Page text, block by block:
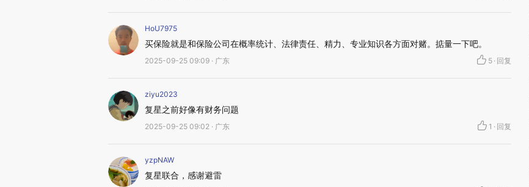
HoU7975
买保险就是和保险公司在概率统计、法律责任、精力、专业知识各方面对赌。掂量一下吧。
2025-09-25 09:09 · 广东 5 · 回复
ziyu2023
复星之前好像有财务问题
2025-09-25 09:02 · 广东 1 · 回复
yzpNAW
复星联合，感谢避雷